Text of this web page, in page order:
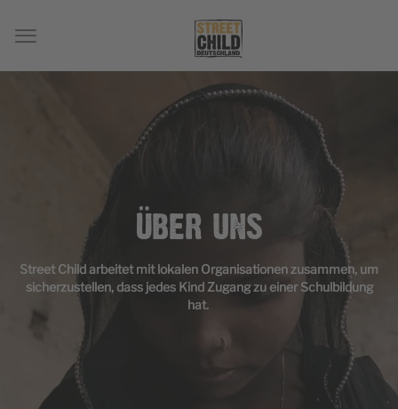
ÜBER UNS
Street Child arbeitet mit lokalen Organisationen zusammen, um
sicherzustellen, dass jedes Kind Zugang zu einer Schulbildung
hat.